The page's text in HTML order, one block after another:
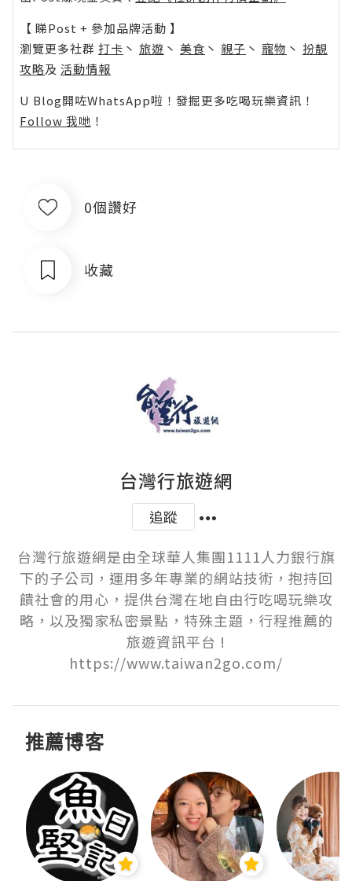
【 睇Post + 參加品牌活動 】
瀏覽更多社群 打卡 丶 旅遊 丶 美食 丶 親子 丶 寵物 丶 扮靚
攻略及 活動情報
U Blog開咗WhatsApp啦！發掘更多吃喝玩樂資訊！
Follow 我哋 ！
0個讚好
收藏
台灣行旅遊網
追蹤
台灣行旅遊網是由全球華人集團1111人力銀行旗
下的子公司，運用多年專業的網站技術，抱持回
饋社會的用心，提供台灣在地自由行吃喝玩樂攻
略，以及獨家私密景點，特殊主題，行程推薦的
旅遊資訊平台 !
https://www.taiwan2go.com/
推薦博客